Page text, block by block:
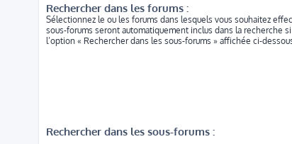
Rechercher dans les forums :
Sélectionnez le ou les forums dans lesquels vous souhaitez
sous-forums seront automatiquement inclus dans la recherche
l’option « Rechercher dans les sous-forums » affichée ci-
Rechercher dans les sous-forums :